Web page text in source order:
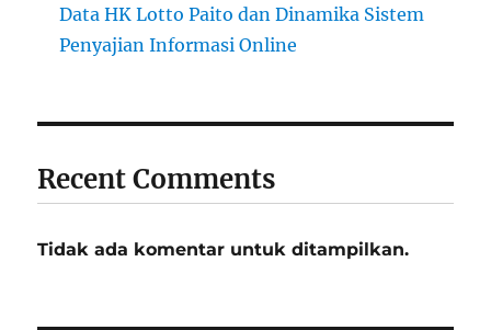
Data HK Lotto Paito dan Dinamika Sistem
Penyajian Informasi Online
Recent Comments
Tidak ada komentar untuk ditampilkan.